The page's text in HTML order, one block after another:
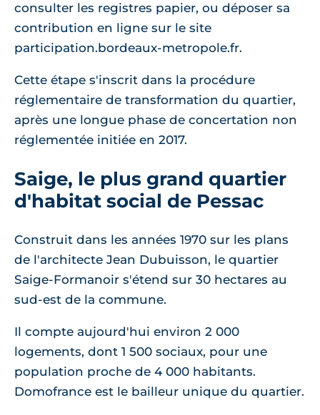
consulter les registres papier, ou déposer sa
contribution en ligne sur le site
participation.bordeaux-metropole.fr.
Cette étape s'inscrit dans la procédure
réglementaire de transformation du quartier,
après une longue phase de concertation non
réglementée initiée en 2017.
Saige, le plus grand quartier
d'habitat social de Pessac
Construit dans les années 1970 sur les plans
de l'architecte Jean Dubuisson, le quartier
Saige-Formanoir s'étend sur 30 hectares au
sud-est de la commune.
Il compte aujourd'hui environ 2 000
logements, dont 1 500 sociaux, pour une
population proche de 4 000 habitants.
Domofrance est le bailleur unique du quartier.